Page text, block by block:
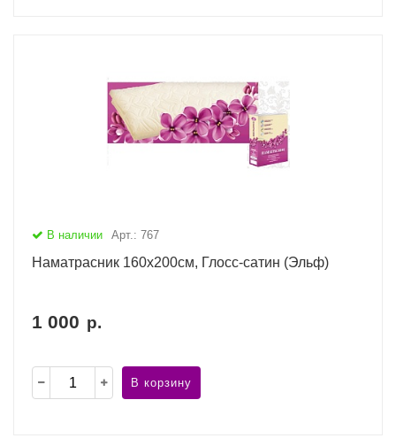
В наличии Арт.: 767
Наматрасник 160х200см, Глосс-сатин (Эльф)
1 000 р.
В корзину